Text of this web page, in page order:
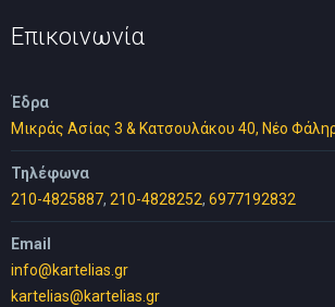
Επικοινωνία
Έδρα
Μικράς Ασίας 3 & Κατσουλάκου 40, Νέο
Τηλέφωνα
210-4825887, 210-4828252, 6977192832
Email
info@kartelias.gr
kartelias@kartelias.gr